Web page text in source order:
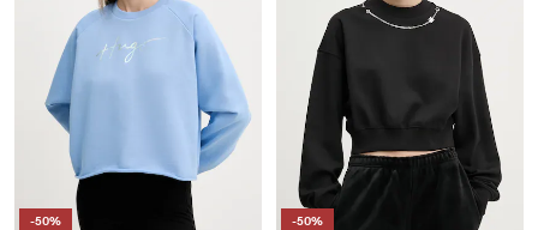
-50%
-50%